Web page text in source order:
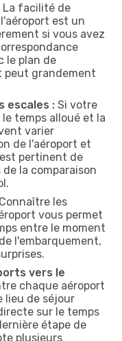
La facilité de
est un
si vous avez
le plan de
peut grandement
escales : Si votre
temps alloué et la
varier
de l'aéroport et
pertinent de
la comparaison
Connaître les
vous permet
entre le moment
l'embarquement,
vers le
chaque aéroport
lieu de séjour
sur le temps
étape de
plusieurs